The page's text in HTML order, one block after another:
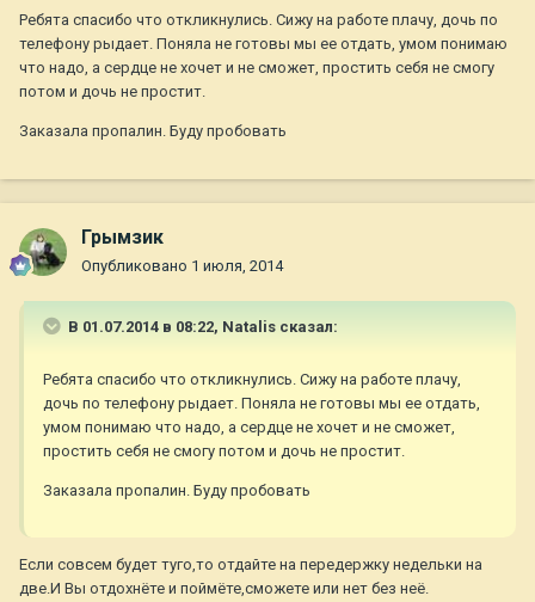
Ребята спасибо что откликнулись. Сижу на работе плачу, дочь по
телефону рыдает. Поняла не готовы мы ее отдать, умом понимаю
что надо, а сердце не хочет и не сможет, простить себя не смогу
потом и дочь не простит.
Заказала пропалин. Буду пробовать
Грымзик
Опубликовано 1 июля, 2014
В 01.07.2014 в 08:22, Natalis сказал:
Ребята спасибо что откликнулись. Сижу на работе плачу,
дочь по телефону рыдает. Поняла не готовы мы ее отдать,
умом понимаю что надо, а сердце не хочет и не сможет,
простить себя не смогу потом и дочь не простит.
Заказала пропалин. Буду пробовать
Если совсем будет туго,то отдайте на передержку недельки на
две.И Вы отдохнёте и поймёте,сможете или нет без неё.